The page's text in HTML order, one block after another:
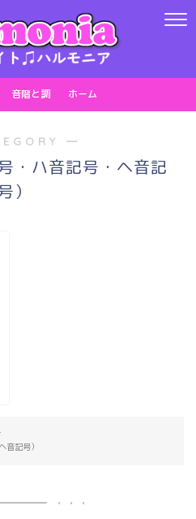
音階と調 ホーム
―
・ハ音記号・ヘ音記
）
音記号）